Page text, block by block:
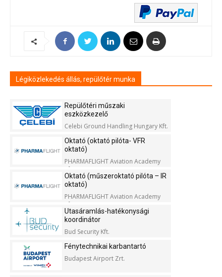
Légiközlekedés állás, repülőtér munka
Repülőtéri műszaki
eszközkezelő
Celebi Ground Handling Hungary Kft.
Oktató (oktató pilóta- VFR
oktató)
PHARMAFLIGHT Aviation Academy
Kft.
Oktató (műszeroktató pilóta – IR
oktató)
PHARMAFLIGHT Aviation Academy
Kft.
Utasáramlás-hatékonysági
koordinátor
Bud Security Kft.
Fénytechnikai karbantartó
Budapest Airport Zrt.